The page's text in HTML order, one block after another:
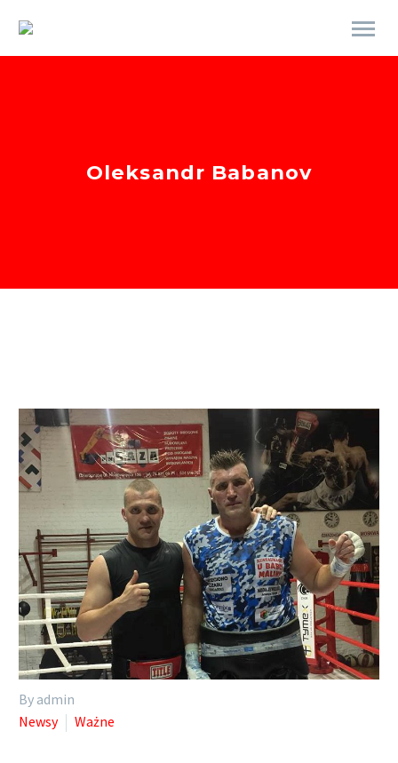
Oleksandr Babanov
By admin
Newsy
Ważne